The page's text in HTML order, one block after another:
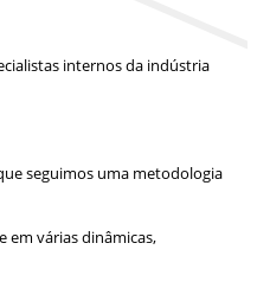
internos da indústria
seguimos uma metodologia
em várias dinâmicas,